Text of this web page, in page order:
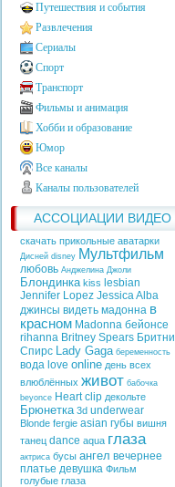
Путешествия и события
Развлечения
Сериалы
Спорт
Транспорт
Фильмы и анимация
Хобби и образование
Юмор
Все каналы
Каналы пользователей
АССОЦИАЦИИ ВИДЕО
скачать прикольные аватарки
Дисней disney Мультфильм
любовь Анджелина Джоли
Блондинка kiss lesbian
Jennifer Lopez Jessica Alba
джинсы видеть мадонна в
красном Madonna бейонсе
rihanna Britney Spears Бритни
Спирс Lady Gaga беременность
вода love online день всех
влюблённых живот бабочка
beyonce Heart clip декольте
Брюнетка 3d underwear
Blonde fergie asian губы вишня
танец dance aqua глаза
актриса бусы ангел вечернее
платье девушка Фильм
голубые глаза